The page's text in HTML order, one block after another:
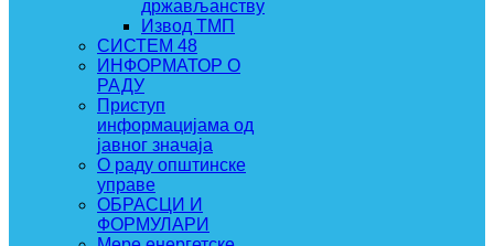
држављанству
Извод ТМП
СИСТЕМ 48
ИНФОРМАТОР О
РАДУ
Приступ
информацијама од
јавног значаја
О раду општинске
управе
ОБРАСЦИ И
ФОРМУЛАРИ